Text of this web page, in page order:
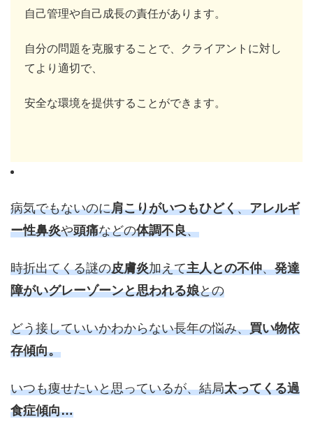
自己管理や自己成長の責任があります。
自分の問題を克服することで、クライアントに対し
てより適切で、
安全な環境を提供することができます。
病気でもないのに肩こりがいつもひどく、アレルギ
ー性鼻炎や頭痛などの体調不良、
時折出てくる謎の皮膚炎加えて主人との不仲、発達
障がいグレーゾーンと思われる娘との
どう接していいかわからない長年の悩み、買い物依
存傾向。
いつも痩せたいと思っているが、結局太ってくる過
食症傾向…